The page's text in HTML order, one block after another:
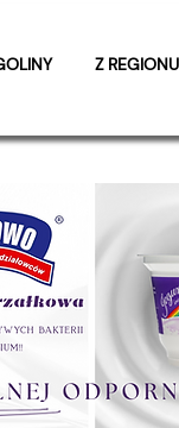
Z REGIONU